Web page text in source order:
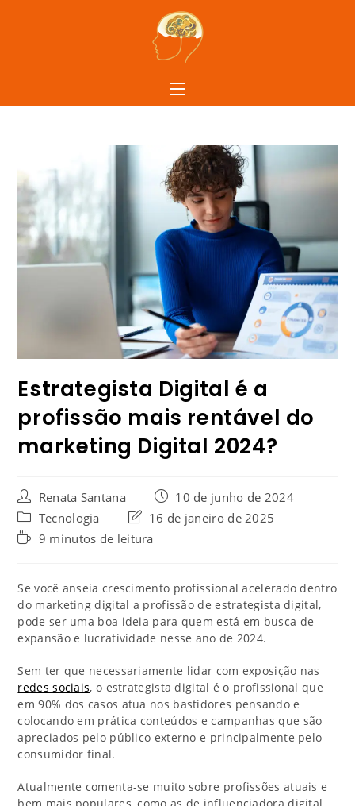
Estrategista Digital é a
profissão mais rentável do
marketing Digital 2024?
Renata Santana
10 de junho de 2024
Tecnologia
16 de janeiro de 2025
9 minutos de leitura
Se você anseia crescimento profissional acelerado dentro
do marketing digital a profissão de estrategista digital,
pode ser uma boa ideia para quem está em busca de
expansão e lucratividade nesse ano de 2024.
Sem ter que necessariamente lidar com exposição nas
redes sociais, o estrategista digital é o profissional que
em 90% dos casos atua nos bastidores pensando e
colocando em prática conteúdos e campanhas que são
apreciados pelo público externo e principalmente pelo
consumidor final.
Atualmente comenta-se muito sobre profissões atuais e